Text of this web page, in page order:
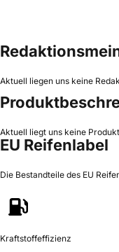
Aktuell liegen uns keine
Aktuell liegt uns keine
EU Reifenlabel
Die Bestandteile des EU
Kraftstoffeffizienz